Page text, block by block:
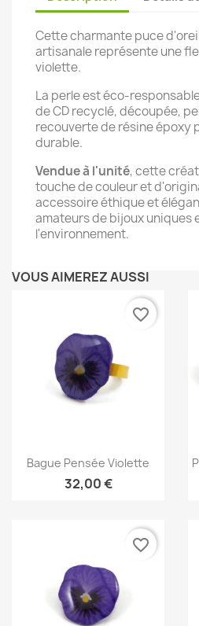
Cette charmante puce
artisanale représente une
violette.
La perle est éco-
de CD recyclé, découpée,
recouverte de résine époxy
durable.
Vendue à l'unité, cette
touche de couleur et
accessoire éthique et
amateurs de bijoux uniques
l'environnement.
VOUS AIMEREZ AUSSI
Aperçu rapide
Bague Pensée Violette
32,00 €
favorite_border
favorite_border